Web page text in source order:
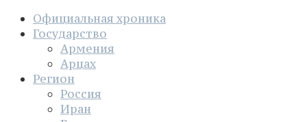
Официальная хроника
Государство
Армения
Арцах
Регион
Россия
Иран